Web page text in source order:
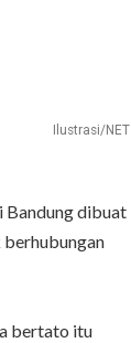
Ilustrasi/NET
Bandung dibuat
berhubungan
bertato itu